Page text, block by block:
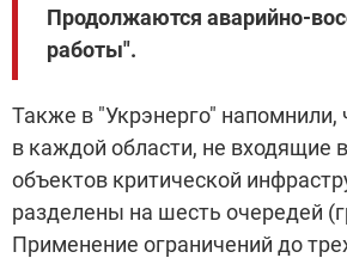
Продолжаются аварийно-
работы".
Также в "Укрэнерго" напомнили,
в каждой области, не входящие
объектов критической
разделены на шесть очередей
Применение ограничений до